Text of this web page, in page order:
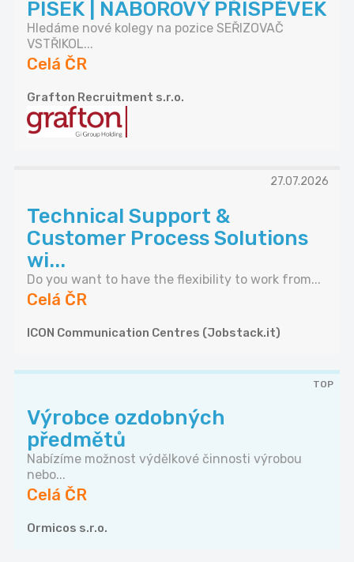
PÍSEK | NÁBOROVÝ PŘÍSPĚVEK
Hledáme nové kolegy na pozice SEŘIZOVAČ
VSTŘIKOL...
Celá ČR
Grafton Recruitment s.r.o.
27.07.2026
Technical Support &
Customer Process Solutions
wi...
Do you want to have the flexibility to work from...
Celá ČR
ICON Communication Centres (Jobstack.it)
TOP
Výrobce ozdobných
předmětů
Nabízíme možnost výdělkové činnosti výrobou
nebo...
Celá ČR
Ormicos s.r.o.